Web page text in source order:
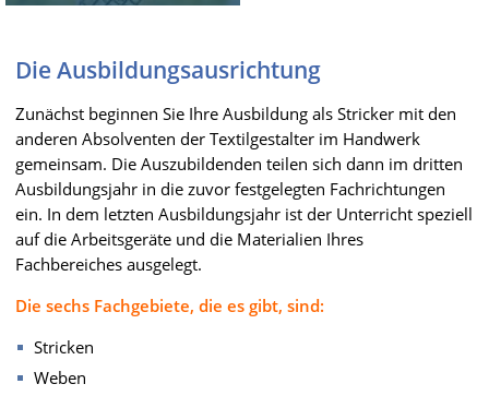
Die Ausbildungsausrichtung
Zunächst beginnen Sie Ihre Ausbildung als Stricker mit den
anderen Absolventen der Textilgestalter im Handwerk
gemeinsam. Die Auszubildenden teilen sich dann im dritten
Ausbildungsjahr in die zuvor festgelegten Fachrichtungen
ein. In dem letzten Ausbildungsjahr ist der Unterricht speziell
auf die Arbeitsgeräte und die Materialien Ihres
Fachbereiches ausgelegt.
Die sechs Fachgebiete, die es gibt, sind:
Stricken
Weben